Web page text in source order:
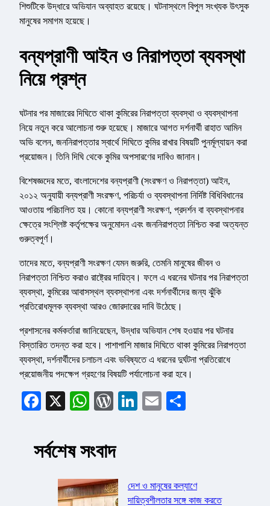
শিশুটিকে উদ্ধারে অভিযান অব্যাহত রয়েছে। ঘটনাস্থলে বিপুল সংখ্যক উৎসুক
মানুষের সমাগম হয়েছে।
বন্যপ্রাণী আইন ও নিরাপত্তা ব্যবস্থা
নিয়ে প্রশ্ন
ঘটনার পর মাজারের দিঘিতে থাকা কুমিরের নিরাপত্তা ব্যবস্থা ও ব্যবস্থাপনা
নিয়ে নতুন করে আলোচনা শুরু হয়েছে। মাজারে আগত দর্শনার্থী রাহাত আমিন
অভি বলেন, জননিরাপত্তার স্বার্থে দিঘিতে কুমির রাখার বিষয়টি পুনর্মূল্যায়ন করা
প্রয়োজন। তিনি দিঘি থেকে কুমির অপসারণের দাবিও জানান।
বিশেষজ্ঞদের মতে, বাংলাদেশের বন্যপ্রাণী (সংরক্ষণ ও নিরাপত্তা) আইন,
২০১২ অনুযায়ী বন্যপ্রাণী সংরক্ষণ, পরিচর্যা ও ব্যবস্থাপনা নির্দিষ্ট বিধিবিধানের
আওতায় পরিচালিত হয়। কোনো বন্যপ্রাণী সংরক্ষণ, প্রদর্শন বা ব্যবস্থাপনার
ক্ষেত্রে সংশ্লিষ্ট কর্তৃপক্ষের অনুমোদন এবং জননিরাপত্তা নিশ্চিত করা অত্যন্ত
গুরুত্বপূর্ণ।
তাদের মতে, বন্যপ্রাণী সংরক্ষণ যেমন জরুরি, তেমনি মানুষের জীবন ও
নিরাপত্তা নিশ্চিত করাও রাষ্ট্রের দায়িত্ব। ফলে এ ধরনের ঘটনার পর নিরাপত্তা
ব্যবস্থা, কুমিরের আবাসস্থল ব্যবস্থাপনা এবং দর্শনার্থীদের জন্য ঝুঁকি
প্রতিরোধমূলক ব্যবস্থা আরও জোরদারের দাবি উঠেছে।
প্রশাসনের কর্মকর্তারা জানিয়েছেন, উদ্ধার অভিযান শেষ হওয়ার পর ঘটনার
বিস্তারিত তদন্ত করা হবে। পাশাপাশি মাজার দিঘিতে থাকা কুমিরের নিরাপত্তা
ব্যবস্থা, দর্শনার্থীদের চলাচল এবং ভবিষ্যতে এ ধরনের দুর্ঘটনা প্রতিরোধে
প্রয়োজনীয় পদক্ষেপ গ্রহণের বিষয়টি পর্যালোচনা করা হবে।
Facebook
X WhatsApp
WordPress
LinkedIn
Email
সর্বশেষ সংবাদ
দেশ ও মানুষের কল্যাণে
দায়িত্বশীলতার সঙ্গে কাজ করতে